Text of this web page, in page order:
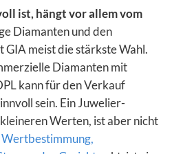
ist, hängt vor allem vom
Diamanten und den
meist die stärkste Wahl.
Diamanten mit
kann für den Verkauf
sein. Ein Juwelier-
Werten, ist aber nicht
Wertbestimmung,